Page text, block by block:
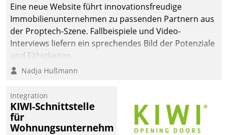
Eine neue Website führt innovationsfreudige
Immobilienunternehmen zu passenden Partnern aus
der Proptech-Szene. Fallbeispiele und Video-
Interviews liefern ein sprechendes Bild der Potenziale
und Fähigkeiten.
Nadja Hußmann
Integration
KIWI-Schnittstelle
für
Wohnungsunternehmen